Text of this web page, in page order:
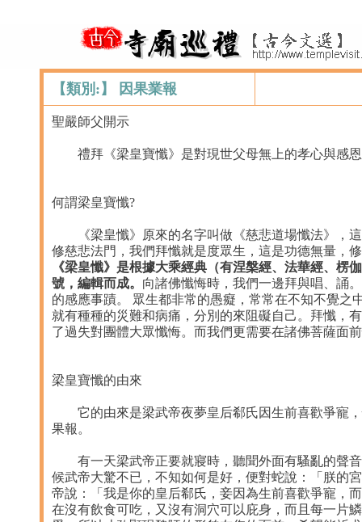
【類別:】 因果業報
聖嚴師父開示
禮拜《梁皇寶懺》是對現世父母無上的孝心與感恩
何謂梁皇寶懺?
《梁皇懺》原來的名字叫做《慈悲道場懺法》，這
修慈悲法門，我們拜懺就是度眾生，這是功德無量，
《梁皇懺》是根據大乘經典（有涅槃經、法華經、
號，編輯而成。 向諸佛懺悔時，我們一邊拜與唱、誦
的感應事蹟。 眾生都非常的愚癡，常常在不知不覺
就有種種的災難和病痛，分別的來阻礙自己。拜懺，
了過失對團體大眾懺悔。而我們更需要在諸佛菩薩面
梁皇寶懺的由來
它的由來是梁武帝夜夢皇后郗氏因生前喜歡爭寵，
果報。
有一天梁武帝正要就寢時，聽聞外面有騷亂的聲音
候武帝大驚不已，不知如何是好，便對蛇說：「朕的
帝說：「我是你的皇后郗氏，妾因為生前喜歡爭寵，
在沒有飲食可吃，又沒有洞穴可以庇身，而且每一片